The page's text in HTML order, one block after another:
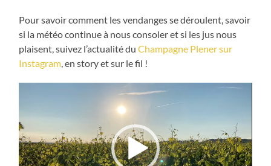
Pour savoir comment les vendanges se déroulent, savoir
si la météo continue à nous consoler et si les jus nous
plaisent, suivez l’actualité duChampagne Plener sur
Instagram, en story et sur le fil !